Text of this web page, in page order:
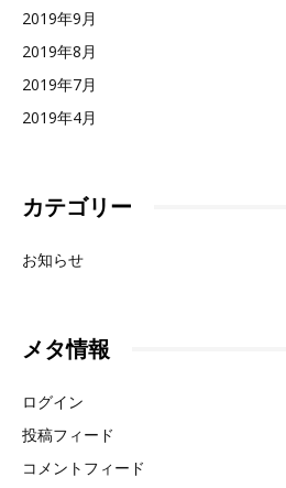
2019年9月
2019年8月
2019年7月
2019年4月
カテゴリー
お知らせ
メタ情報
ログイン
投稿フィード
コメントフィード